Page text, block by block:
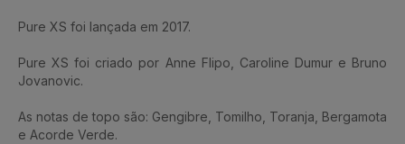
Pure XS foi lançada em 2017.
Pure XS foi criado por Anne Flipo, Caroline Dumur e Bruno
Jovanovic.
As notas de topo são: Gengibre, Tomilho, Toranja, Bergamota
e Acorde Verde.